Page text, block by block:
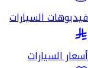
فيديوهات السيارات
أسعار السيارات